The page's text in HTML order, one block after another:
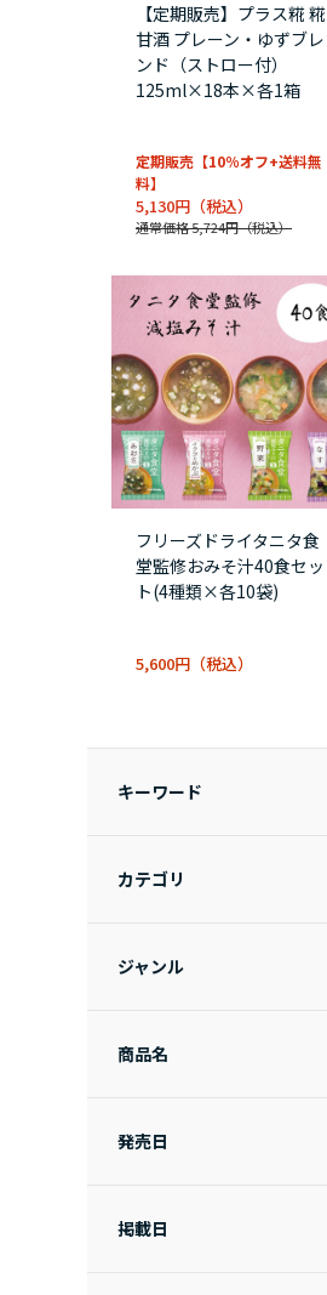
【定期販売】プラス糀 糀
甘酒 プレーン・ゆずブレ
ンド（ストロー付）
125ml×18本×各1箱
定期販売【10％オフ+送料無
料】
5,130円
通常価格 5,724円
フリーズドライタニタ食
堂監修おみそ汁40食セッ
ト(4種類×各10袋)
5,600円
キーワード
カテゴリ
ジャンル
商品名
発売日
掲載日